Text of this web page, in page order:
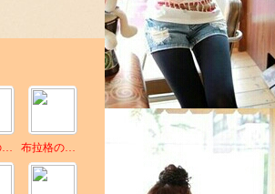
布拉格の寂寞 布拉格の公爵.